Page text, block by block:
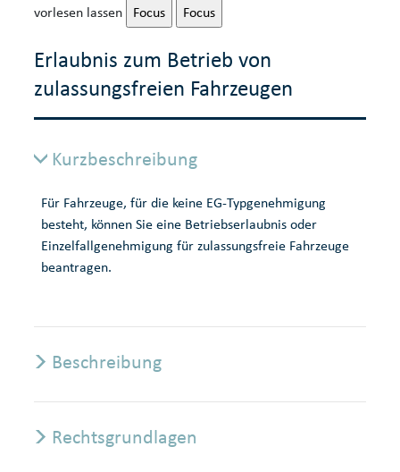
vorlesen lassen
Focus Focus
Erlaubnis zum Betrieb von
zulassungsfreien Fahrzeugen
Kurzbeschreibung
Für Fahrzeuge, für die keine EG-Typgenehmigung
besteht, können Sie eine Betriebserlaubnis oder
Einzelfallgenehmigung für zulassungsfreie Fahrzeuge
beantragen.
Beschreibung
Rechtsgrundlagen